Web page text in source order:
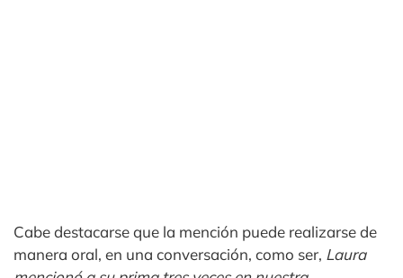
Cabe destacarse que la mención puede realizarse de
manera oral, en una conversación, como ser, Laura